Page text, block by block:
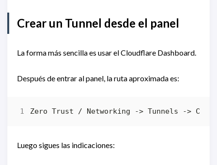
Crear un Tunnel desde el panel
La forma más sencilla es usar el Cloudflare Dashboard.
Después de entrar al panel, la ruta aproximada es:
Luego sigues las indicaciones: